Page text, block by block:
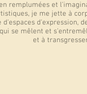
remplumées et
je me jette à
d'espaces d'expression,
se mêlent et
et à